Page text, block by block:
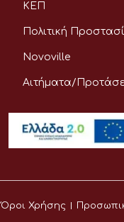
ΚΕΠ
Πολιτική
Novoville
Αιτήματα/
Όροι Χρήσης